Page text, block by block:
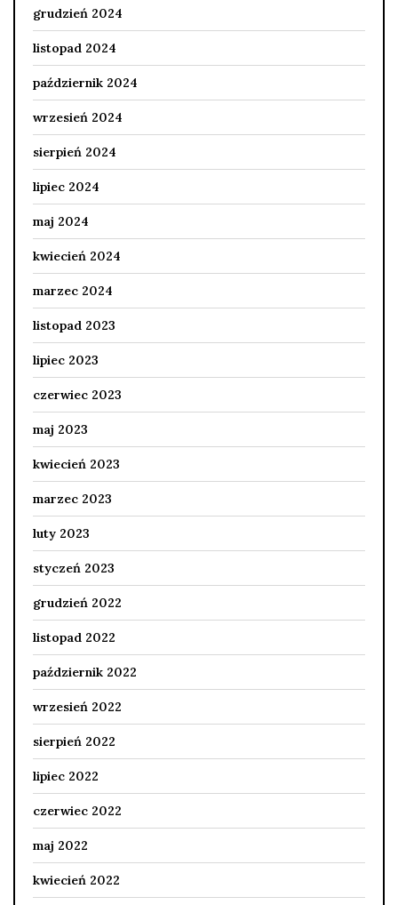
grudzień 2024
listopad 2024
październik 2024
wrzesień 2024
sierpień 2024
lipiec 2024
maj 2024
kwiecień 2024
marzec 2024
listopad 2023
lipiec 2023
czerwiec 2023
maj 2023
kwiecień 2023
marzec 2023
luty 2023
styczeń 2023
grudzień 2022
listopad 2022
październik 2022
wrzesień 2022
sierpień 2022
lipiec 2022
czerwiec 2022
maj 2022
kwiecień 2022